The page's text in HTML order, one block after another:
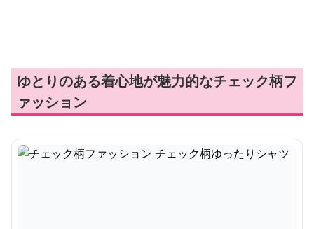
ゆとりのある着心地が魅力的なチェック柄フ
ァッション